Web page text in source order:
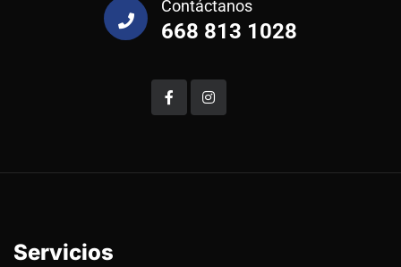
Contáctanos
668 813 1028
Servicios